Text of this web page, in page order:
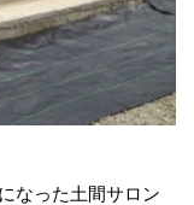
なった土間サロン